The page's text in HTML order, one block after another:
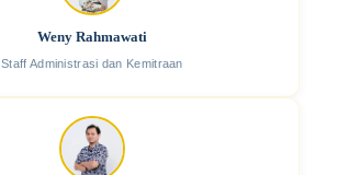
Weny Rahmawati
Staff Administrasi dan Kemitraan